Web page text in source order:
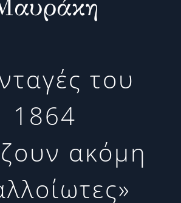
του
1864
ακόμη